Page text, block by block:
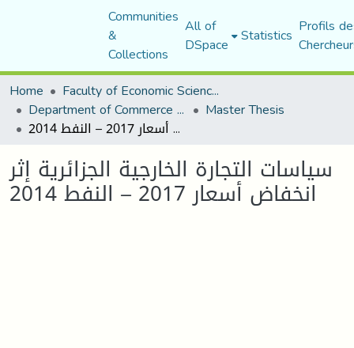
Communities
&
Collections
All of
DSpace Statistics Profils
Home
Faculty of Economic Sciences, Commerce and Management Sciences
Department of Commerce Science Master Thesis
سياسات التجارة الخارجية الجزائرية إثر انخفاض أسعار 2017 – النفط 2014
سياسات التجارة الخارجية الجزائرية إثر
انخفاض أسعار 2017 – النفط 2014